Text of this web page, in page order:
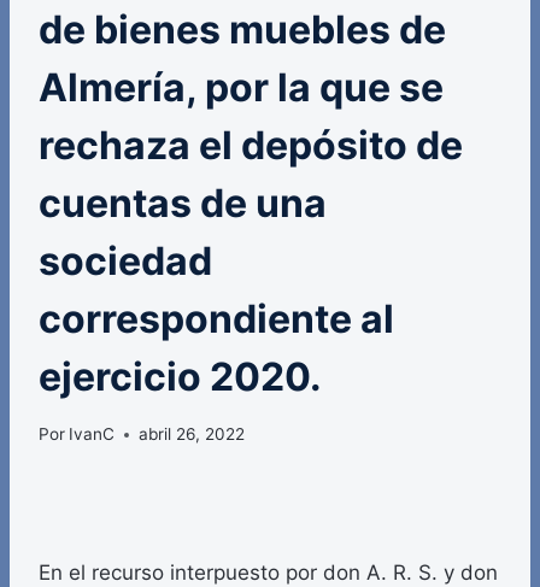
de bienes muebles de
Almería, por la que se
rechaza el depósito de
cuentas de una
sociedad
correspondiente al
ejercicio 2020.
Por IvanC abril 26, 2022
En el recurso interpuesto por don A. R. S. y don